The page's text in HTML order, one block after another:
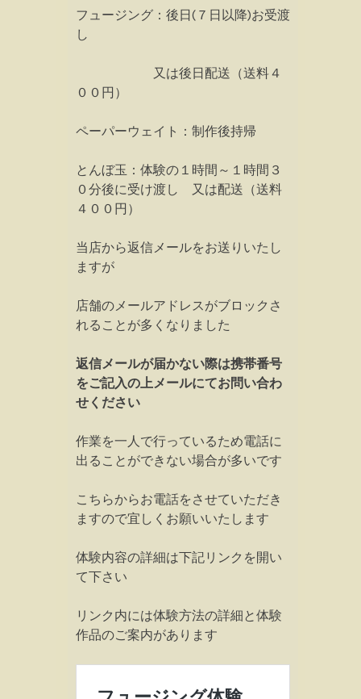
フュージング：後日(７日以降)お受渡
し
又は後日配送（送料４
００円）
ペーパーウェイト：制作後持帰
とんぼ玉：体験の１時間～１時間３
０分後に受け渡し 又は配送（送料
４００円）
当店から返信メールをお送りいたし
ますが
店舗のメールアドレスがブロックさ
れることが多くなりました
返信メールが届かない際は携帯番号
をご記入の上メールにてお問い合わ
せください
作業を一人で行っているため電話に
出ることができない場合が多いです
こちらからお電話をさせていただき
ますので宜しくお願いいたします
体験内容の詳細は下記リンクを開い
て下さい
リンク内には体験方法の詳細と体験
作品のご案内があります